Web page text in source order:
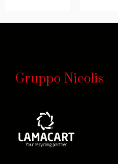
Gruppo Nicolis